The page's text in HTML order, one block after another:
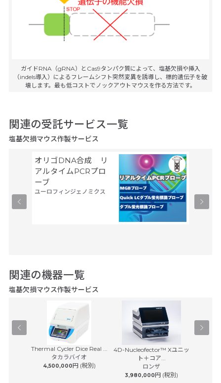
ガイドRNA（gRNA）とCas9タンパク質によって、塩基欠損や挿入
（indels導入）によるフレームシフト突然変異を誘導し、標的遺伝子を破
壊します。最も低コストでノックアウトマウスを作る方法です。
関連の受託サービス一覧
塩基欠損マウス作製サービス
オリゴDNA合成 リ
アルタイムPCRプロ
ーブ
ユーロフィンジェノミクス
関連の機器一覧
塩基欠損マウス作製サービス
Thermal Cycler Dice Real ...
タカラバイオ
4,500,000円 (税別)
4D-Nucleofector™ Xユニッ
ト＋コア...
ロンザ
3,980,000円 (税別)